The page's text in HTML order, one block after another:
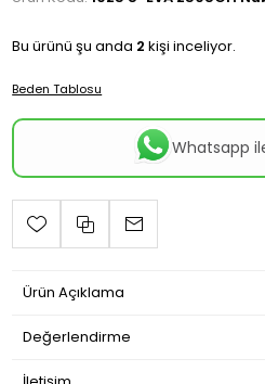
Bu ürünü şu anda 2 kişi inceliyor.
Beden Tablosu
Whatsapp
Ürün Açıklama
Değerlendirme